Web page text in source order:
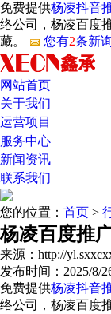
免费提供杨凌抖音
络公司，杨凌百度
藏。
您有2条新
网站首页
关于我们
运营项目
服务中心
新闻资讯
联系我们
您的位置： 首页 >
杨凌百度推
来源：http://
发布时间：2025/8/
免费提供杨凌抖音
络公司，杨凌百度